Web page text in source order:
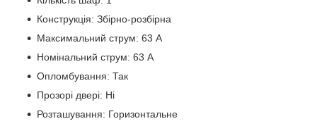
Конструкція: Збірно-розбірна
Максимальний струм: 63 А
Номінальний струм: 63 А
Опломбування: Так
Прозорі двері: Ні
Розташування: Горизонтальне